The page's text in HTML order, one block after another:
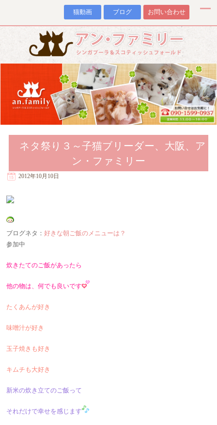
猫動画 ブログ お問い合わせ
ネタ祭り３～子猫ブリーダー、大阪、ア
ン・ファミリー
2012年10月10日
ブログネタ：好きな朝ご飯のメニューは？
参加中
炊きたてのご飯があったら
他の物は、何でも良いです
たくあんが好き
味噌汁が好き
玉子焼きも好き
キムチも大好き
新米の炊き立てのご飯って
それだけで幸せを感じます